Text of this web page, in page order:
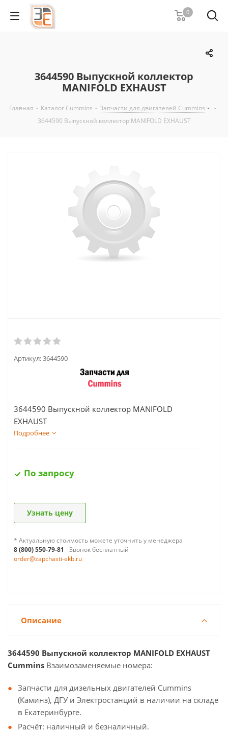
0
3644590 Выпускной коллектор
MANIFOLD EXHAUST
Главная - Каталог Cummins - Запчасти для двигателей Cummins
-
3644590 Выпускной коллектор MANIFOLD EXHAUST
Артикул:3644590
3644590 Выпускной коллектор MANIFOLD
EXHAUST
Подробнее
По запросу
Узнать цену
* Актуальную стоимость можете уточнить у менеджера
8 (800) 550-79-81 - Звонок бесплатный
order@zapchasti-ekb.ru
Описание
3644590 Выпускной коллектор MANIFOLD EXHAUST
Cummins Взаимозаменяемые номера:
Запчасти для дизельных двигателей Cummins
(Каминз), ДГУ и Электростанций в наличии на складе
в Екатеринбурге.
Расчёт: наличный и безналичный.